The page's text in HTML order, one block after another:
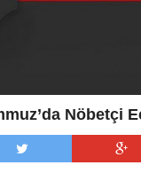
Nöbetçi